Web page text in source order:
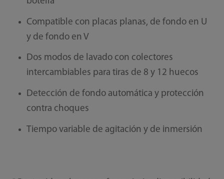
Compatible con placas planas, de fondo en U
y de fondo en V
Dos modos de lavado con colectores
intercambiables para tiras de 8 y 12 huecos
Detección de fondo automática y protección
contra choques
Tiempo variable de agitación y de inmersión